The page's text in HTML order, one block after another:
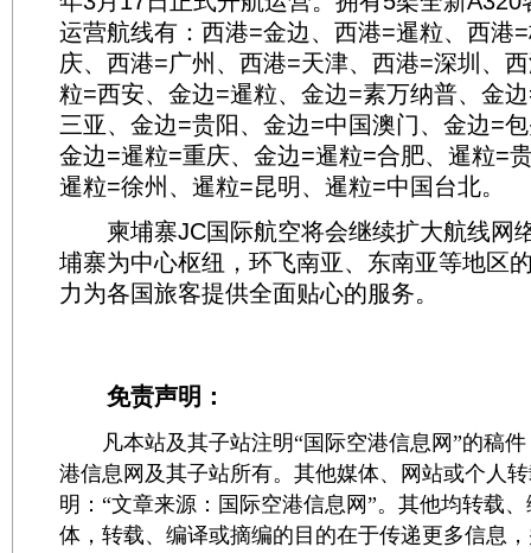
运营航线有：西港=金边、西港=暹粒、西港
庆、西港=广州、西港=天津、西港=深圳、
粒=西安、金边=暹粒、金边=素万纳普、金
三亚、金边=贵阳、金边=中国澳门、金边=
金边=暹粒=重庆、金边=暹粒=合肥、暹粒=
暹粒=徐州、暹粒=昆明、暹粒=中国台北。
柬埔寨JC国际航空将会继续扩大航线网
埔寨为中心枢纽，环飞南亚、东南亚等地区
力为各国旅客提供全面贴心的服务。
免责声明：
凡本站及其子站注明“国际空港信息网”的稿件
港信息网及其子站所有。其他媒体、网站或个人
明：“文章来源：国际空港信息网”。其他均转载
体，转载、编译或摘编的目的在于传递更多信息